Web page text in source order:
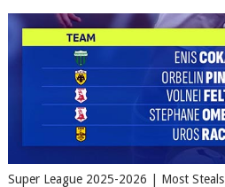
Super League 2025-2026 | Most Steals